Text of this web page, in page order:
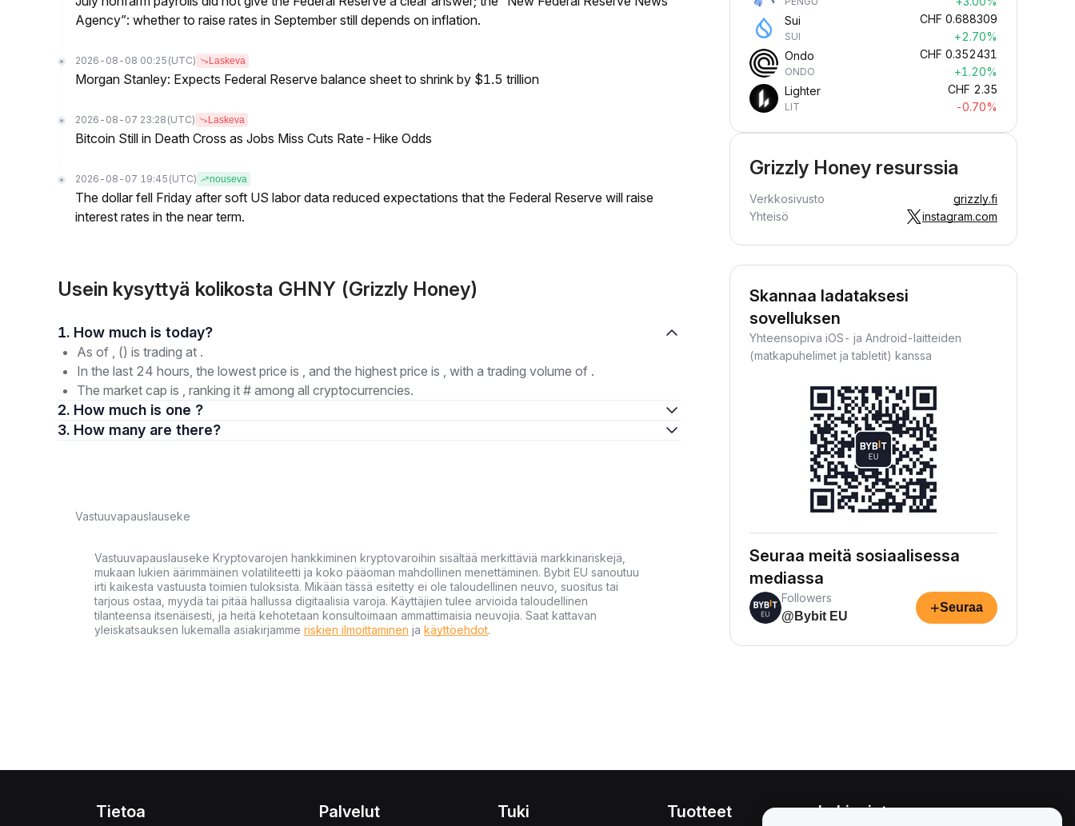
Agency”: whether to raise rates in September still depends on inflation.
2026-08-08 00:25 (UTC) Laskeva
Morgan Stanley: Expects Federal Reserve balance sheet to shrink by $1.5 trillion
2026-08-07 23:28 (UTC) Laskeva
Bitcoin Still in Death Cross as Jobs Miss Cuts Rate-Hike Odds
2026-08-07 19:45 (UTC) nouseva
The dollar fell Friday after soft US labor data reduced expectations that the Federal Reserve will raise
interest rates in the near term.
Usein kysyttyä kolikosta GHNY (Grizzly Honey)
1. How much is today?
As of , () is trading at .
In the last 24 hours, the lowest price is , and the highest price is , with a trading volume of .
The market cap is , ranking it # among all cryptocurrencies.
2. How much is one ?
3. How many are there?
Vastuuvapauslauseke
Vastuuvapauslauseke Kryptovarojen hankkiminen kryptovaroihin sisältää merkittäviä markkinariskejä,
mukaan lukien äärimmäinen volatiliteetti ja koko pääoman mahdollinen menettäminen. Bybit EU sanoutuu
irti kaikesta vastuusta toimien tuloksista. Mikään tässä esitetty ei ole taloudellinen neuvo, suositus tai
tarjous ostaa, myydä tai pitää hallussa digitaalisia varoja. Käyttäjien tulee arvioida taloudellinen
tilanteensa itsenäisesti, ja heitä kehotetaan konsultoimaan ammattimaisia neuvojia. Saat kattavan
yleiskatsauksen lukemalla asiakirjamme riskien ilmoittaminen ja käyttöehdot.
Sui
SUI
CHF 0.688309
+2.70%
Ondo
ONDO
CHF 0.352431
+1.20%
Lighter
LIT
CHF 2.35
-0.70%
Grizzly Honey resurssia
Verkkosivusto
grizzly.fi
Yhteisö
instagram.com
Skannaa ladataksesi
sovelluksen
Yhteensopiva iOS- ja Android-laitteiden
(matkapuhelimet ja tabletit) kanssa
Seuraa meitä sosiaalisessa
mediassa
Followers
@Bybit EU
+Seuraa
Tietoa Palvelut Tuki Tuotteet Lakiasiat